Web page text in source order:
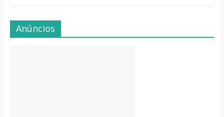
Anúncios